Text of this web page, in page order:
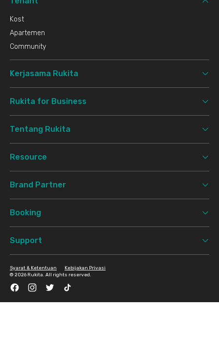
Kost
Apartemen
Community
Kerjasama Rukita
Rukita for Business
Tentang Rukita
Resource
Brand Partner
Booking
Support
© 2026 Rukita. All rights reserved.
Syarat & Ketentuan Kebijakan Privasi
FacebookInstagramTwitter TikTok